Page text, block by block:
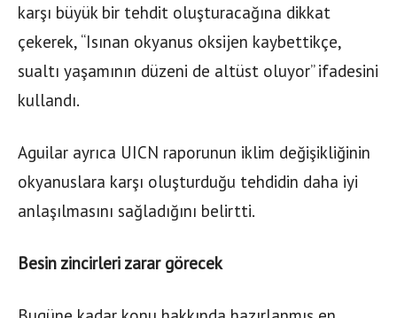
karşı büyük bir tehdit oluşturacağına dikkat
çekerek, “Isınan okyanus oksijen kaybettikçe,
sualtı yaşamının düzeni de altüst oluyor” ifadesini
kullandı.
Aguilar ayrıca UICN raporunun iklim değişikliğinin
okyanuslara karşı oluşturduğu tehdidin daha iyi
anlaşılmasını sağladığını belirtti.
Besin zincirleri zarar görecek